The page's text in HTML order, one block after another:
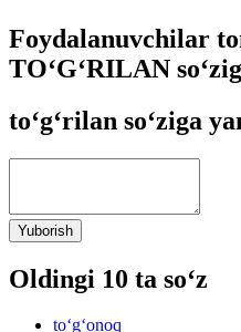
Foydalanuvchilar
TO‘G‘RILAN
to‘g‘rilan so‘ziga
Yuborish
Oldingi 10 ta so‘z
to‘g‘onoq